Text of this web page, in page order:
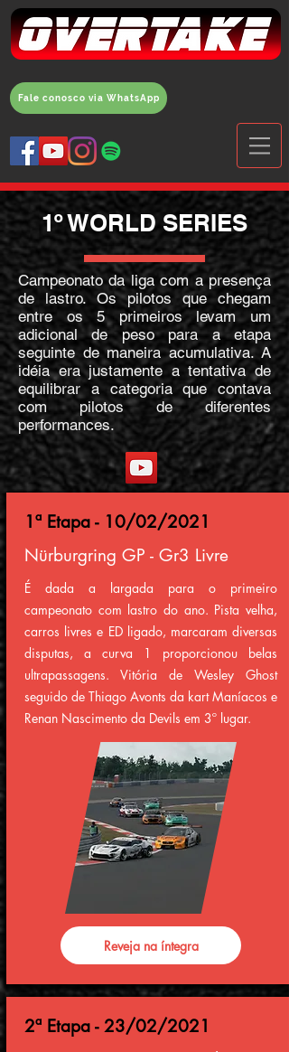
Fale conosco via WhatsApp
1º WORLD SERIES
Campeonato da liga com a presença
de lastro. Os pilotos que chegam
entre os 5 primeiros levam um
adicional de peso para a etapa
seguinte de maneira acumulativa. A
idéia era justamente a tentativa de
equilibrar a categoria que contava
com pilotos de diferentes
performances.
1ª Etapa - 10/02/2021
Nürburgring GP - Gr3 Livre
É dada a largada para o primeiro
campeonato com lastro do ano. Pista velha,
carros livres e ED ligado, marcaram diversas
disputas, a curva 1 proporcionou belas
ultrapassagens. Vitória de Wesley Ghost
seguido de Thiago Avonts da kart Maníacos e
Renan Nascimento da Devils em 3º lugar.
Reveja na íntegra
2ª Etapa - 23/02/2021